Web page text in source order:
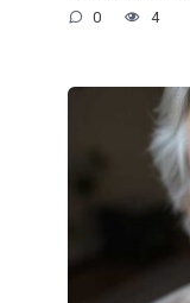
0 4